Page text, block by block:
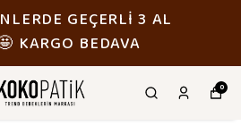
GEÇERLİ 3 AL
KARGO BEDAVA
0